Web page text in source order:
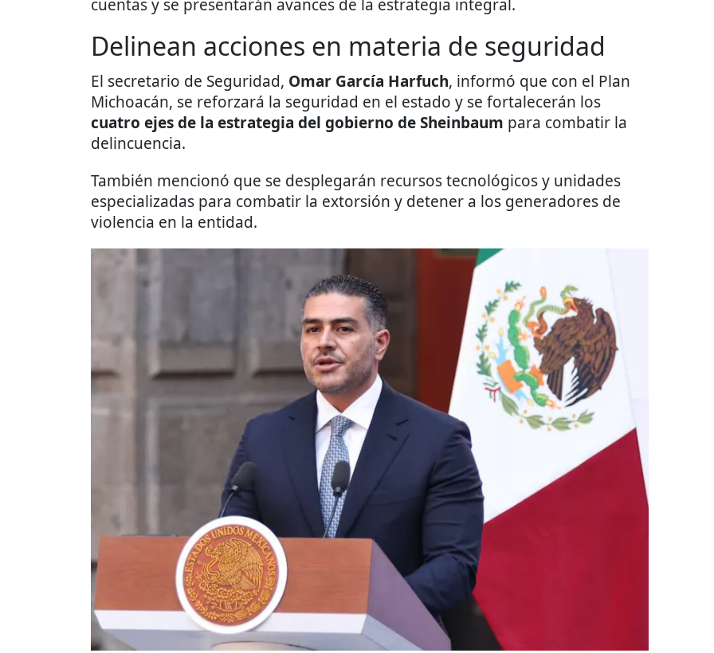
cuentas y se presentarán avances de la estrategia integral.
Delinean acciones en materia de seguridad
El secretario de Seguridad, Omar García Harfuch, informó que con el Plan
Michoacán, se reforzará la seguridad en el estado y se fortalecerán los
cuatro ejes de la estrategia del gobierno de Sheinbaum para combatir la
delincuencia.
También mencionó que se desplegarán recursos tecnológicos y unidades
especializadas para combatir la extorsión y detener a los generadores de
violencia en la entidad.